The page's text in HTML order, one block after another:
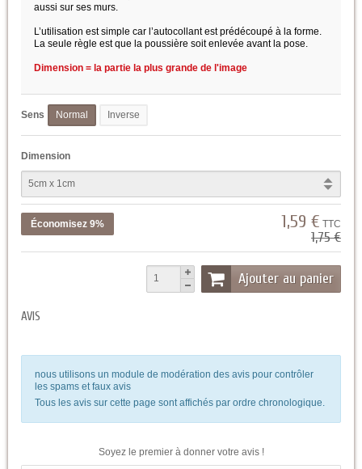
aussi sur ses murs.
L’utilisation est simple car l’autocollant est prédécoupé à la forme.
La seule règle est que la poussière soit enlevée avant la pose.
Dimension = la partie la plus grande de l'image
Sens Normal Inverse
Dimension
Économisez 9% 1,59 € TTC
1,75 €
Ajouter au panier
AVIS
nous utilisons un module de modération des avis pour contrôler
les spams et faux avis
Tous les avis sur cette page sont affichés par ordre chronologique.
Soyez le premier à donner votre avis !